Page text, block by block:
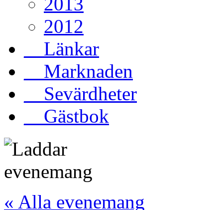
2012
__Länkar
__Marknaden
__Sevärdheter
__Gästbok
« Alla evenemang